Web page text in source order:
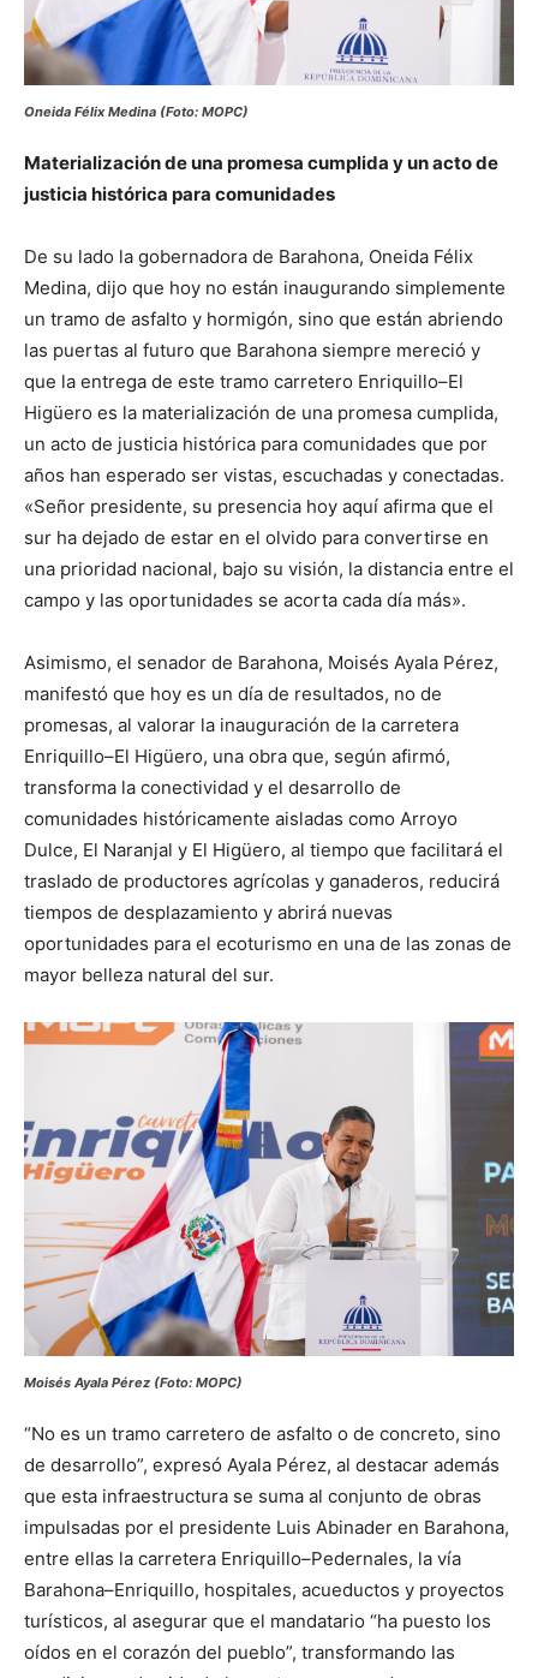
Oneida Félix Medina (Foto: MOPC)
Materialización de una promesa cumplida y un acto de
justicia histórica para comunidades
De su lado la gobernadora de Barahona, Oneida Félix
Medina, dijo que hoy no están inaugurando simplemente
un tramo de asfalto y hormigón, sino que están abriendo
las puertas al futuro que Barahona siempre mereció y
que la entrega de este tramo carretero Enriquillo–El
Higüero es la materialización de una promesa cumplida,
un acto de justicia histórica para comunidades que por
años han esperado ser vistas, escuchadas y conectadas.
«Señor presidente, su presencia hoy aquí afirma que el
sur ha dejado de estar en el olvido para convertirse en
una prioridad nacional, bajo su visión, la distancia entre el
campo y las oportunidades se acorta cada día más».
Asimismo, el senador de Barahona, Moisés Ayala Pérez,
manifestó que hoy es un día de resultados, no de
promesas, al valorar la inauguración de la carretera
Enriquillo–El Higüero, una obra que, según afirmó,
transforma la conectividad y el desarrollo de
comunidades históricamente aisladas como Arroyo
Dulce, El Naranjal y El Higüero, al tiempo que facilitará el
traslado de productores agrícolas y ganaderos, reducirá
tiempos de desplazamiento y abrirá nuevas
oportunidades para el ecoturismo en una de las zonas de
mayor belleza natural del sur.
Moisés Ayala Pérez (Foto: MOPC)
“No es un tramo carretero de asfalto o de concreto, sino
de desarrollo”, expresó Ayala Pérez, al destacar además
que esta infraestructura se suma al conjunto de obras
impulsadas por el presidente Luis Abinader en Barahona,
entre ellas la carretera Enriquillo–Pedernales, la vía
Barahona–Enriquillo, hospitales, acueductos y proyectos
turísticos, al asegurar que el mandatario “ha puesto los
oídos en el corazón del pueblo”, transformando las